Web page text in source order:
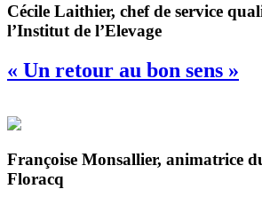
Cécile Laithier, chef de service
l’Institut de l’Elevage
« Un retour au bon sens »
Françoise Monsallier, animatrice
Floracq